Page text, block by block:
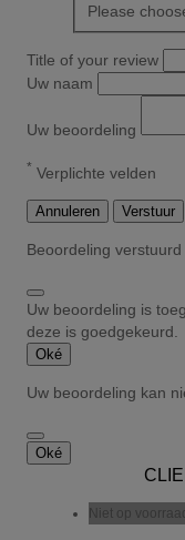
Please
Title of your review
Uw naam
Uw beoordeling
* Verplichte velden
Annuleren Verstuur
Beoordeling verstuurd
Uw beoordeling is
deze is goedgekeurd.
Oké
Uw beoordeling kan
Oké
Niet op voorraad